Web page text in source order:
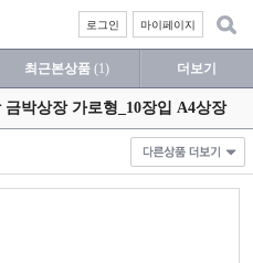
마이페이지
로그인
최근본상품 (1) 더보기
박상장 가로형_10장입 A4상장